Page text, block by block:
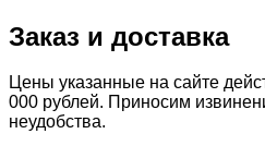
Заказ и доставка
Цены указанные на сайте
000 рублей. Приносим
неудобства.